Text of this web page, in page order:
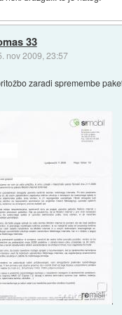
33
nov 2009, 23:57
zaradi spremembe